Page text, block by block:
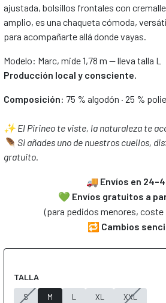
ajustada, bolsillos frontales con
amplio, es una chaqueta cómoda,
para acompañarte allá donde vayas.
Modelo: Marc, mide 1,78 m — lleva talla L
Producción local y consciente.
Composición: 75 % algodón · 25 %
✨ El Pirineo te viste, la naturaleza te
🪶 Si añades uno de nuestros cuellos,
gratuito.
🚚 Envíos en
💚 Envíos gratuitos a
(para pedidos menores, coste
🔁 Cambios
TALLA
S M L XL XXL